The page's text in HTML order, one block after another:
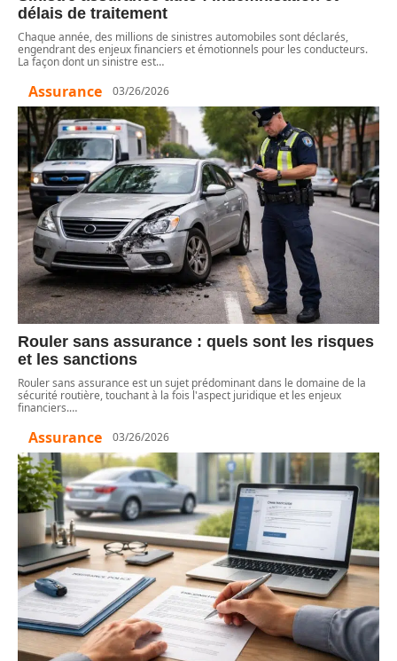
délais de traitement
Chaque année, des millions de sinistres automobiles sont déclarés,
engendrant des enjeux financiers et émotionnels pour les conducteurs.
La façon dont un sinistre est…
Assurance 03/26/2026
Rouler sans assurance : quels sont les risques
et les sanctions
Rouler sans assurance est un sujet prédominant dans le domaine de la
sécurité routière, touchant à la fois l'aspect juridique et les enjeux
financiers.…
Assurance 03/26/2026